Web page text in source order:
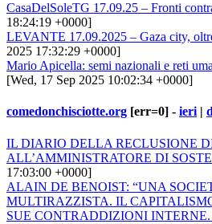
CasaDelSoleTG 17.09.25 – Fronti
18:24:19 +0000]
LEVANTE 17.09.2025 – Gaza city,
2025 17:32:29 +0000]
Mario Apicella: semi nazionali e reti
[Wed, 17 Sep 2025 10:02:34 +0000]
comedonchisciotte.org [err=0] - ieri|
IL DIARIO DELLA RECLUSIONE
ALL’AMMINISTRATORE DI
17:03:00 +0000]
ALAIN DE BENOIST: “UNA
MULTIRAZZISTA. IL
SUE CONTRADDIZIONI INTERNE.